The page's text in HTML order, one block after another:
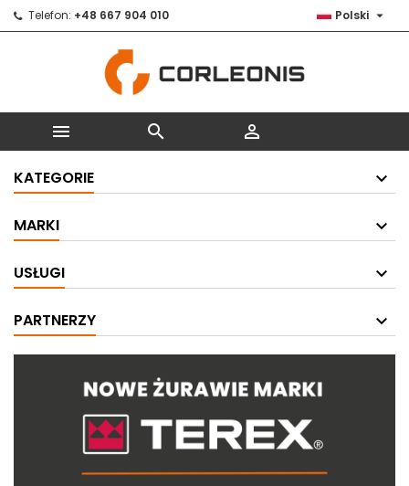
Telefon: +48 667 904 010 Polski 
  
KATEGORIE
MARKI
USŁUGI
PARTNERZY